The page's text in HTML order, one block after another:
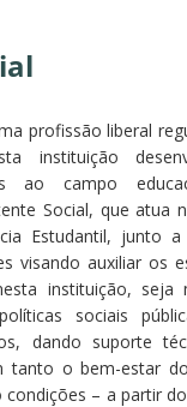
profissão liberal
instituição
ao campo
Social, que atua
Estudantil, junto
visando auxiliar os
instituição, seja
sociais
dando suporte
tanto o bem-estar
condições – a partir